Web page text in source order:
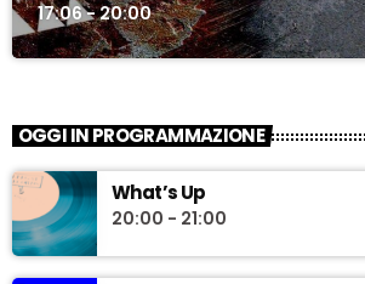
17:06 - 20:00
OGGI IN PROGRAMMAZIONE
What’s Up
20:00 - 21:00